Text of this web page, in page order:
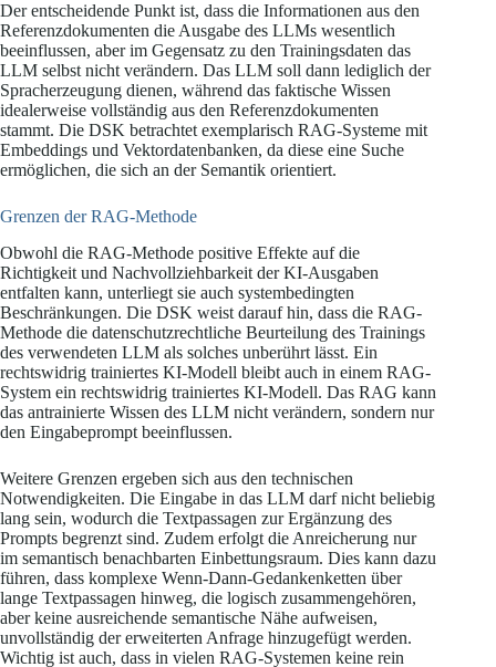
Der entscheidende Punkt ist, dass die Informationen aus den
Referenzdokumenten die Ausgabe des LLMs wesentlich
beeinflussen, aber im Gegensatz zu den Trainingsdaten das
LLM selbst nicht verändern. Das LLM soll dann lediglich der
Spracherzeugung dienen, während das faktische Wissen
idealerweise vollständig aus den Referenzdokumenten
stammt. Die DSK betrachtet exemplarisch RAG-Systeme mit
Embeddings und Vektordatenbanken, da diese eine Suche
ermöglichen, die sich an der Semantik orientiert.
Grenzen der RAG-Methode
Obwohl die RAG-Methode positive Effekte auf die
Richtigkeit und Nachvollziehbarkeit der KI-Ausgaben
entfalten kann, unterliegt sie auch systembedingten
Beschränkungen. Die DSK weist darauf hin, dass die RAG-
Methode die datenschutzrechtliche Beurteilung des Trainings
des verwendeten LLM als solches unberührt lässt. Ein
rechtswidrig trainiertes KI-Modell bleibt auch in einem RAG-
System ein rechtswidrig trainiertes KI-Modell. Das RAG kann
das antrainierte Wissen des LLM nicht verändern, sondern nur
den Eingabeprompt beeinflussen.
Weitere Grenzen ergeben sich aus den technischen
Notwendigkeiten. Die Eingabe in das LLM darf nicht beliebig
lang sein, wodurch die Textpassagen zur Ergänzung des
Prompts begrenzt sind. Zudem erfolgt die Anreicherung nur
im semantisch benachbarten Einbettungsraum. Dies kann dazu
führen, dass komplexe Wenn-Dann-Gedankenketten über
lange Textpassagen hinweg, die logisch zusammengehören,
aber keine ausreichende semantische Nähe aufweisen,
unvollständig der erweiterten Anfrage hinzugefügt werden.
Wichtig ist auch, dass in vielen RAG-Systemen keine rein